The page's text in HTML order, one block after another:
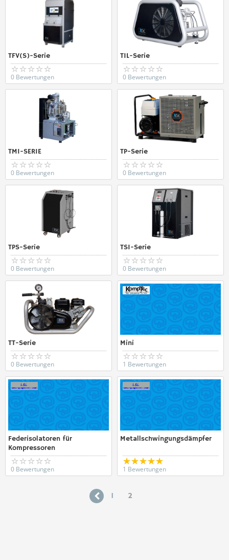
TFV(S)-Serie
0 Bewertungen
TIL-Serie
0 Bewertungen
TMI-SERIE
0 Bewertungen
TP-Serie
0 Bewertungen
TPS-Serie
0 Bewertungen
TSI-Serie
0 Bewertungen
TT-Serie
0 Bewertungen
Mini
1 Bewertungen
Federisolatoren für
Kompressoren
0 Bewertungen
Metallschwingungsdämpfer
1 Bewertungen
 1 2